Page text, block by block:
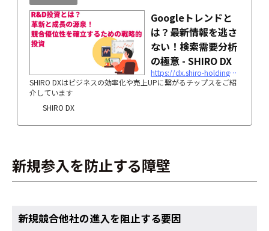
Googleトレンドと
は？最新情報を逃さ
ない！検索需要分析
の極意 - SHIRO DX
https://dx.shiro-holdings.co.jp/p3132/
SHIRO DXはビジネスの効率化や売上UPに繋がるチップスをご紹
介しています
SHIRO DX
新規参入を防止する障壁
新規競合他社の進入を阻止する要因